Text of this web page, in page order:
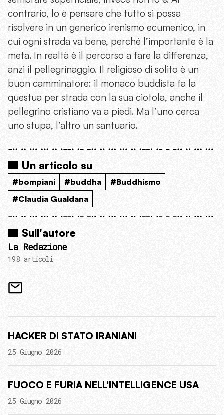
contrario, lo è pensare che tutto si possa
risolvere in un generico irenismo ecumenico, in
cui ogni strada va bene, perché l’importante è la
meta. In realtà è il percorso a fare la differenza,
anzi il pellegrinaggio. Il religioso di solito è un
buon camminatore: il monaco buddista fa la
questua per strada con la sua ciotola, anche il
pellegrino cristiano va a piedi. Ma l’uno cerca
uno stupa, l’altro un santuario.
Un articolo su
#bompiani #buddha
#Buddhismo
#Claudia Gualdana
Sull'autore
La Redazione
198 articoli
HACKER DI STATO IRANIANI
25 Giugno 2026
FUOCO E FURIA NELL'INTELLIGENCE USA
25 Giugno 2026